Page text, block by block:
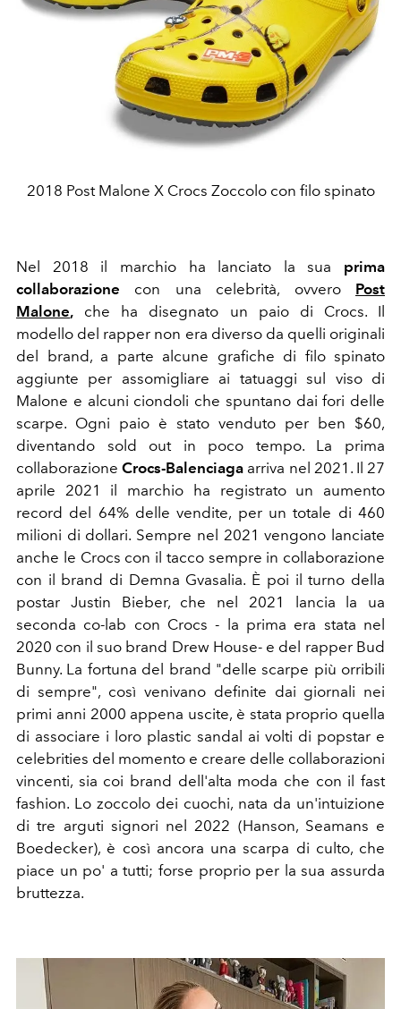
2018 Post Malone X Crocs Zoccolo con filo spinato
Nel 2018 il marchio ha lanciato la sua prima
collaborazione con una celebrità, ovvero
Post
Malone, che ha disegnato un paio di Crocs. Il
modello del rapper non era diverso da quelli originali
del brand, a parte alcune grafiche di filo spinato
aggiunte per assomigliare ai tatuaggi sul viso di
Malone e alcuni ciondoli che spuntano dai fori delle
scarpe. Ogni paio è stato venduto per ben $60,
diventando sold out in poco tempo. La prima
collaborazioneCrocs-Balenciaga arriva nel 2021. Il 27
aprile 2021 il marchio ha registrato un aumento
record del 64% delle vendite, per un totale di 460
milioni di dollari. Sempre nel 2021 vengono lanciate
anche le Crocs con il tacco sempre in collaborazione
con il brand di Demna Gvasalia. È poi il turno della
postar Justin Bieber, che nel 2021 lancia la ua
seconda co-lab con Crocs - la prima era stata nel
2020 con il suo brand Drew House- e del rapper Bud
Bunny. La fortuna del brand "delle scarpe più orribili
di sempre", così venivano definite dai giornali nei
primi anni 2000 appena uscite, è stata proprio quella
di associare i loro plastic sandal ai volti di popstar e
celebrities del momento e creare delle collaborazioni
vincenti, sia coi brand dell'alta moda che con il fast
fashion. Lo zoccolo dei cuochi, nata da un'intuizione
di tre arguti signori nel 2022 (Hanson, Seamans e
Boedecker), è così ancora una scarpa di culto, che
piace un po' a tutti; forse proprio per la sua assurda
bruttezza.